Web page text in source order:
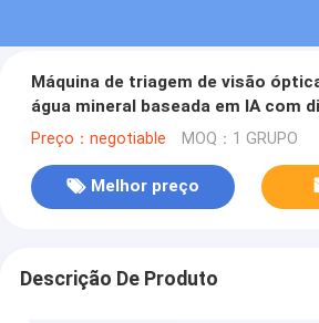
Máquina de triagem de visão
água mineral baseada em IA com
alimentação
Preço：negotiable MOQ：1 GRUPO
Melhor preço
Descrição De Produto